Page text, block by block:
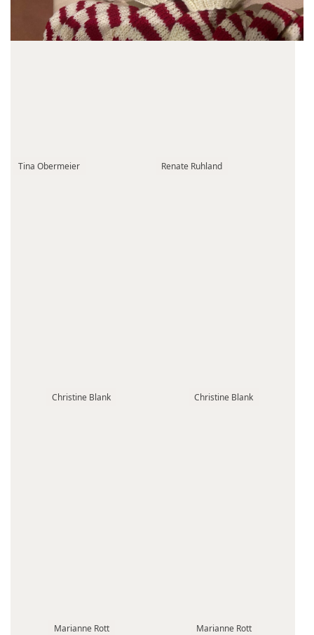
Tina Obermeier Renate Ruhland
Christine Blank Christine Blank
Marianne Rott Marianne Rott